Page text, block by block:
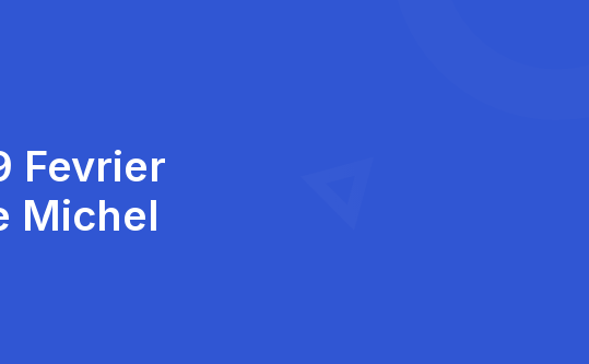
Fevrier
Michel